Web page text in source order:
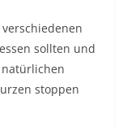
sollten und
natürlichen
stoppen